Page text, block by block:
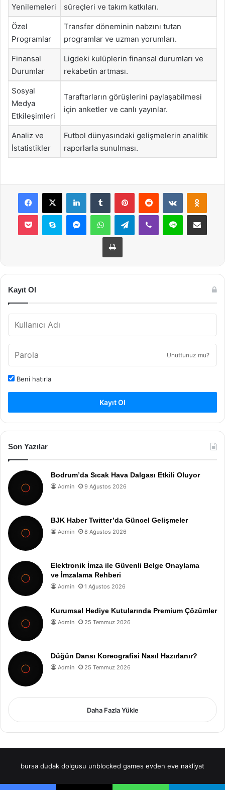
Yenilemeleri
süreçleri ve takım katkıları.
Özel
Programlar
Transfer döneminin nabzını tutan
programlar ve uzman yorumları.
Finansal
Durumlar
Ligdeki kulüplerin finansal durumları ve
rekabetin artması.
Sosyal
Medya
Etkileşimleri
Taraftarların görüşlerini paylaşabilmesi
için anketler ve canlı yayınlar.
Analiz ve
İstatistikler
Futbol dünyasındaki gelişmelerin analitik
raporlarla sunulması.
Facebook
X LinkedInTumblr PinterestReddit VKontakte
Pocket Skype MessengerWhatsAppTelegramViber Line E-Posta ile
Yazdır
Kayıt Ol
Unuttunuz mu?
Beni hatırla
Kayıt Ol
Son Yazılar
Bodrum’da Sıcak Hava Dalgası Etkili Oluyor
Admin 9 Ağustos 2026
BJK Haber Twitter’da Güncel Gelişmeler
Admin 8 Ağustos 2026
Elektronik İmza ile Güvenli Belge Onaylama
ve İmzalama Rehberi
Admin 1 Ağustos 2026
Kurumsal Hediye Kutularında Premium Çözümler
Admin 25 Temmuz 2026
Düğün Dansı Koreografisi Nasıl Hazırlanır?
Admin 25 Temmuz 2026
Daha Fazla Yükle
bursa dudak dolgusu unblocked games evden eve nakliyat